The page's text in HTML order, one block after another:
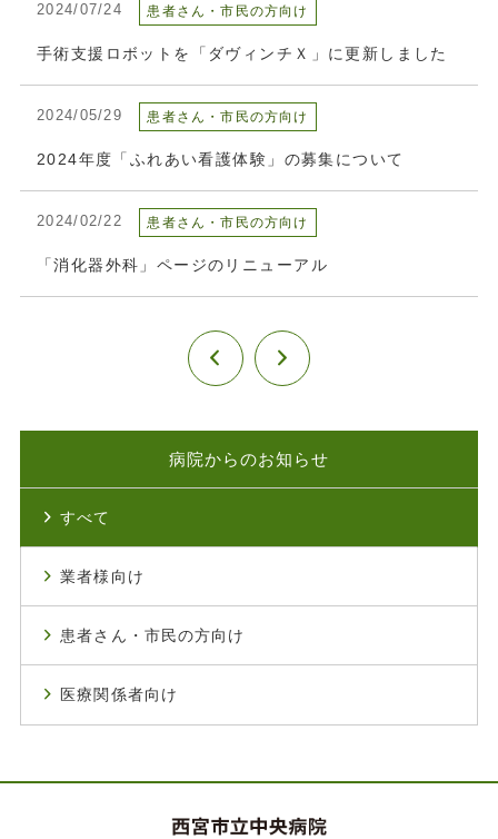
2024/07/24 患者さん・市民の方向け
手術支援ロボットを「ダヴィンチＸ」に更新しました
2024/05/29 患者さん・市民の方向け
2024年度「ふれあい看護体験」の募集について
2024/02/22 患者さん・市民の方向け
「消化器外科」ページのリニューアル
病院からのお知らせ
すべて
業者様向け
患者さん・市民の方向け
医療関係者向け